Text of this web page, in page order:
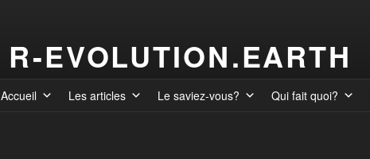
R-EVOLUTION.EARTH
Accueil Les articles Le saviez-vous? Qui fait quoi?